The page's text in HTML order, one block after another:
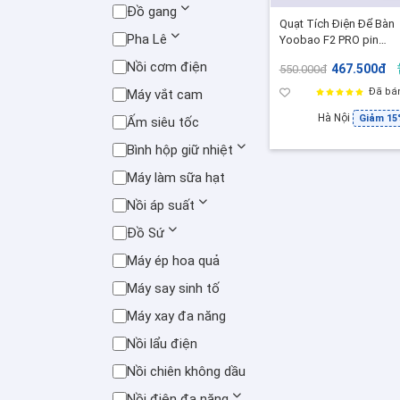
Đồ gang
Pha Lê
Nồi cơm điện
Máy vắt cam
Ấm siêu tốc
Bình hộp giữ nhiệt
Máy làm sữa hạt
Nồi áp suất
Đồ Sứ
Máy ép hoa quả
Máy say sinh tố
Máy xay đa năng
Nồi lẩu điện
Nồi chiên không dầu
Quạt Tích Điện Để Bàn
Yoobao F2 PRO pin
chạy liên tục 30H- BH
Tháng
550.000đ 467.500đ
Đã
Hà Nội Giảm